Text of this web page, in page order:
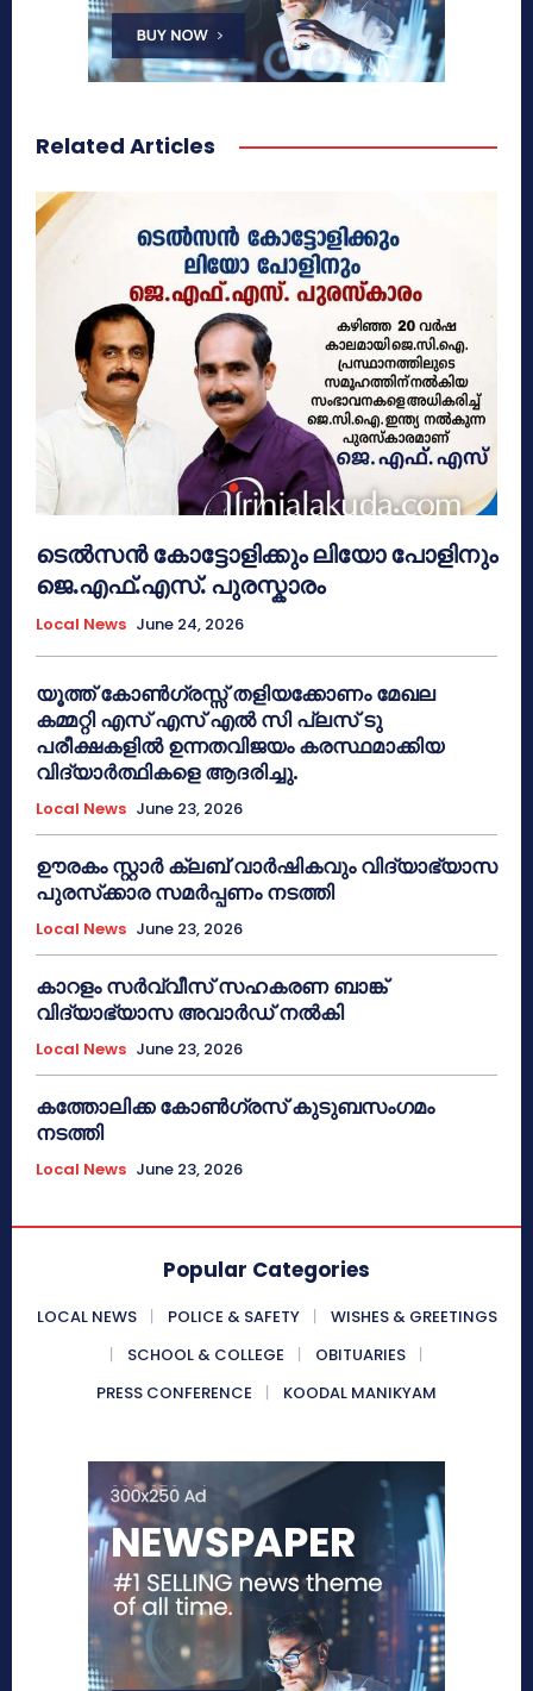
Related Articles
ടെൽസൻ കോട്ടോളിക്കും ലിയോ പോളിനും
ജെ.എഫ്.എസ്. പുരസ്കാരം
Local News June 24, 2026
യൂത്ത് കോൺഗ്രസ്സ് തളിയക്കോണം മേഖല
കമ്മറ്റി എസ് എസ് എൽ സി പ്ലസ് ടു
പരീക്ഷകളിൽ ഉന്നതവിജയം കരസ്ഥമാക്കിയ
വിദ്യാർത്ഥികളെ ആദരിച്ചു.
Local News June 23, 2026
ഊരകം സ്റ്റാർ ക്ലബ് വാർഷികവും വിദ്യാഭ്യാസ
പുരസ്‌ക്കാര സമർപ്പണം നടത്തി
Local News June 23, 2026
കാറളം സർവ്വീസ് സഹകരണ ബാങ്ക്
വിദ്യാഭ്യാസ അവാർഡ് നൽകി
Local News June 23, 2026
കത്തോലിക്ക കോൺഗ്രസ് കുടുബസംഗമം
നടത്തി
Local News June 23, 2026
Popular Categories
LOCAL NEWS POLICE & SAFETY
WISHES & GREETINGS
SCHOOL & COLLEGE
OBITUARIES
PRESS CONFERENCE
KOODAL MANIKYAM